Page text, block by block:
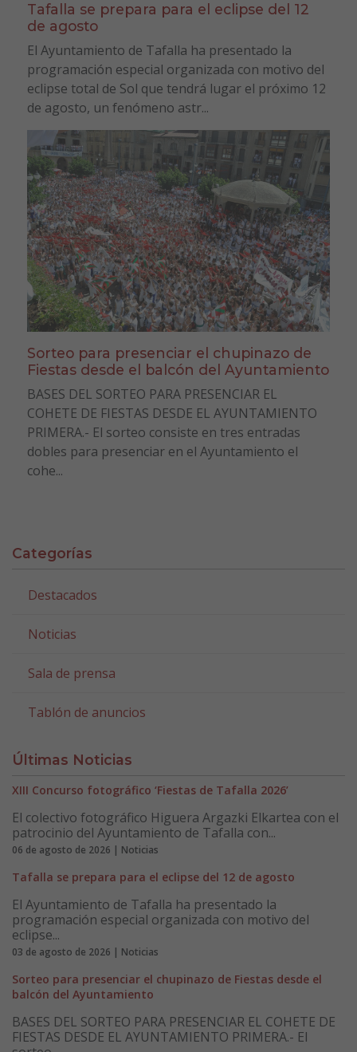
Tafalla se prepara para el eclipse del 12
de agosto
El Ayuntamiento de Tafalla ha presentado la
programación especial organizada con motivo del
eclipse total de Sol que tendrá lugar el próximo 12
de agosto, un fenómeno astr...
Sorteo para presenciar el chupinazo de
Fiestas desde el balcón del Ayuntamiento
BASES DEL SORTEO PARA PRESENCIAR EL
COHETE DE FIESTAS DESDE EL AYUNTAMIENTO
PRIMERA.- El sorteo consiste en tres entradas
dobles para presenciar en el Ayuntamiento el
cohe...
Categorías
Destacados
Noticias
Sala de prensa
Tablón de anuncios
Últimas Noticias
XIII Concurso fotográfico ‘Fiestas de Tafalla 2026’
El colectivo fotográfico Higuera Argazki Elkartea con el
patrocinio del Ayuntamiento de Tafalla con...
06 de agosto de 2026 | Noticias
Tafalla se prepara para el eclipse del 12 de agosto
El Ayuntamiento de Tafalla ha presentado la
programación especial organizada con motivo del
eclipse...
03 de agosto de 2026 | Noticias
Sorteo para presenciar el chupinazo de Fiestas desde el
balcón del Ayuntamiento
BASES DEL SORTEO PARA PRESENCIAR EL COHETE DE
FIESTAS DESDE EL AYUNTAMIENTO PRIMERA.- El